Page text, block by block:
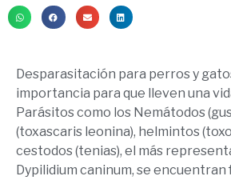
Desparasitación para perros y
importancia para que lleven una
Parásitos como los Nemátodos
(toxascaris leonina), helmintos
cestodos (tenias), el más
Dypilidium caninum, se